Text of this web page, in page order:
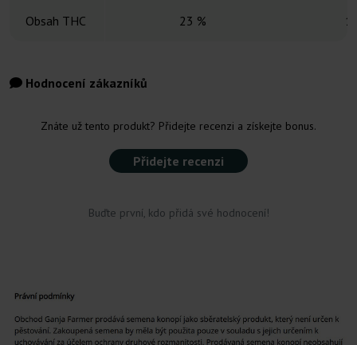
Obsah THC 23 %
Hodnocení zákazníků
Znáte už tento produkt? Přidejte recenzi a získejte bonus.
Přidejte recenzi
Buďte první, kdo přidá své hodnocení!